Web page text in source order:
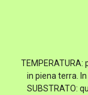
in piena terra.
SUBSTRATO: